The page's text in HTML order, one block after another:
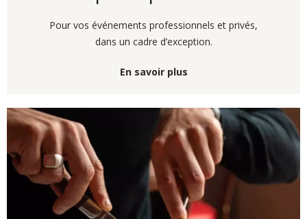
Pour vos événements professionnels et privés,
dans un cadre d’exception.
En savoir plus